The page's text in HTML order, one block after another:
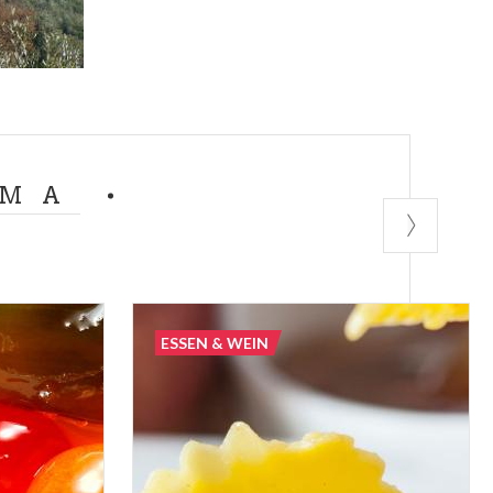
und
Muße
zu wählen.
ähnelt stark
die Zeit,
Abtei
Klosters
in
Weinkauf im
ESSEN & WEIN